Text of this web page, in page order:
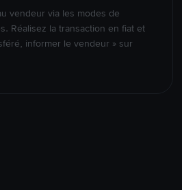
vendeur via les modes de
Réalisez la transaction en fiat et
informer le vendeur » sur